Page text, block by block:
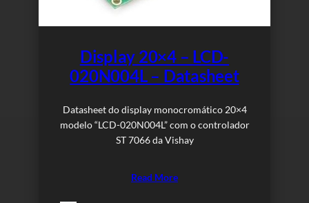
Display 20×4 – LCD-
020N004L – Datasheet
Datasheet do display monocromático 20×4
modelo “LCD-020N004L” com o controlador
ST 7066 da Vishay
Read More